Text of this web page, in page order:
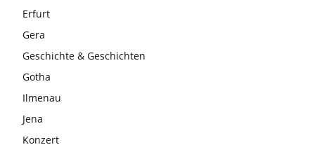
Erfurt
Gera
Geschichte & Geschichten
Gotha
Ilmenau
Jena
Konzert